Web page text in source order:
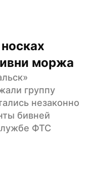
моржа
группу
незаконно
бивней
ФТС